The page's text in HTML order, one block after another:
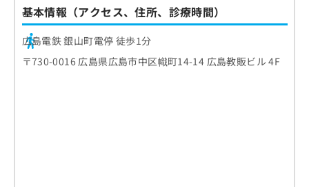
基本情報（アクセス、住所、診療時間）
広島電鉄 銀山町電停 徒歩1分
〒730-0016 広島県広島市中区幟町14-14 広島教販ビル 4F